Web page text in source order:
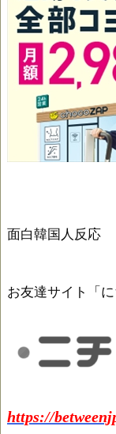
面白韓国人反応
お友達サイト「
https://